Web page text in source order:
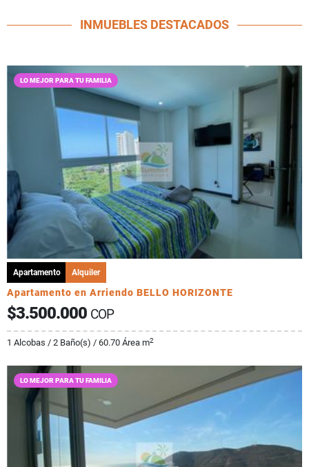
INMUEBLES DESTACADOS
LO MEJOR PARA TU FAMILIA
Apartamento Alquiler
Apartamento en Arriendo BELLO HORIZONTE
$3.500.000 COP
1 Alcobas / 2 Baño(s) / 60.70 Área m2
LO MEJOR PARA TU FAMILIA